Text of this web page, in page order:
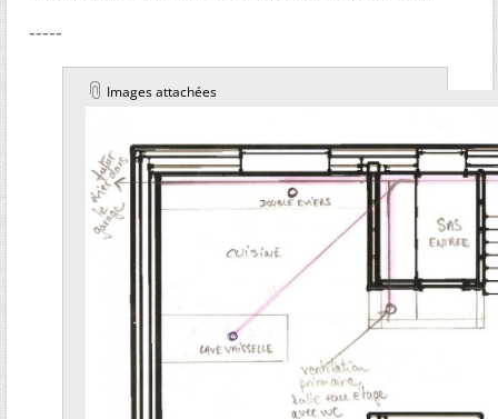
-----
Images attachées